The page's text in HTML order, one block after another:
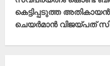
n
കെട്ടിപ്പടുത്ത
ചെയർമാൻ വിജയ്‌പത്